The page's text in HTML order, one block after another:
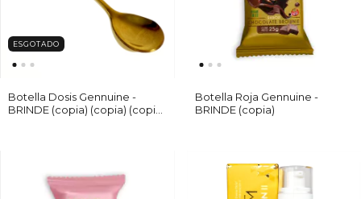
ESGOTADO
Botella Dosis Gennuine -
BRINDE (copia) (copia) (copia)
Botella Roja Gennuine -
BRINDE (copia)